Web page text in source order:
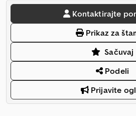
Kontaktirajte
Prikaz za
Sačuvaj
Podeli
Prijavite